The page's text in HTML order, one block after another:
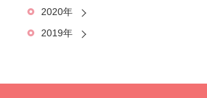
2020年
2019年